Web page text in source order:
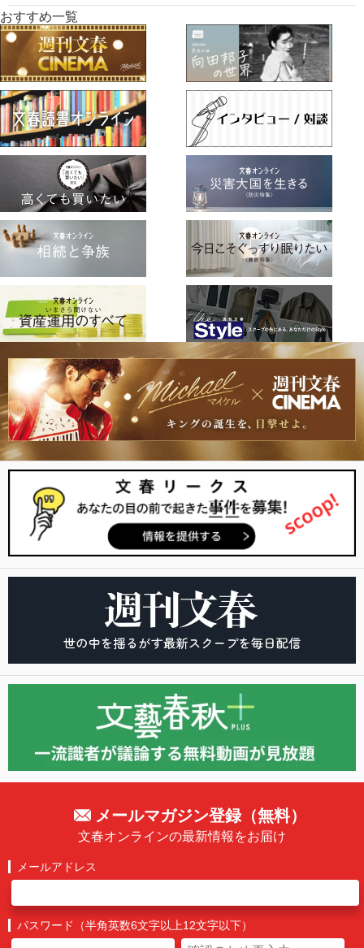
おすすめ一覧
メールマガジン登録（無料）
文春オンラインの最新情報をお届け
メールアドレス
パスワード（半角英数6文字以上12文字以下）